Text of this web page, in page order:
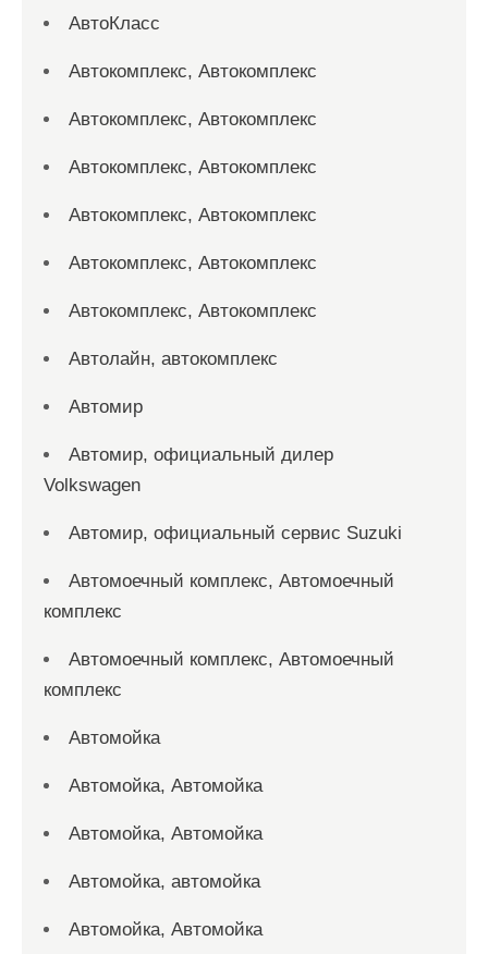
АвтоКласс
Автокомплекс, Автокомплекс
Автокомплекс, Автокомплекс
Автокомплекс, Автокомплекс
Автокомплекс, Автокомплекс
Автокомплекс, Автокомплекс
Автокомплекс, Автокомплекс
Автолайн, автокомплекс
Автомир
Автомир, официальный дилер
Volkswagen
Автомир, официальный сервис Suzuki
Автомоечный комплекс, Автомоечный
комплекс
Автомоечный комплекс, Автомоечный
комплекс
Автомойка
Автомойка, Автомойка
Автомойка, Автомойка
Автомойка, автомойка
Автомойка, Автомойка